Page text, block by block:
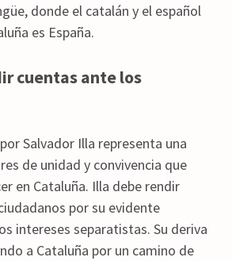
donde el catalán y el español
es España.
cuentas ante los
Salvador Illa representa una
de unidad y convivencia que
en Cataluña. Illa debe rendir
por su evidente
intereses separatistas. Su deriva
a Cataluña por un camino de